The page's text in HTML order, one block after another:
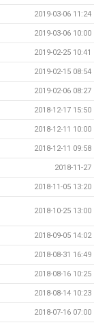
2019-03-06 11:24
2019-03-06 10:00
2019-02-25 10:41
2019-02-15 08:54
2019-02-06 08:27
2018-12-17 15:50
2018-12-11 10:00
2018-12-11 09:58
2018-11-27
2018-11-05 13:20
2018-10-25 13:00
2018-09-05 14:02
2018-08-31 16:49
2018-08-16 10:25
2018-08-14 10:23
2018-07-16 07:00